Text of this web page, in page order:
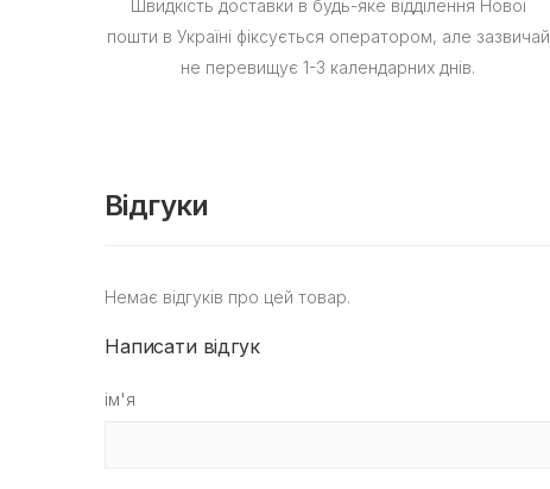
Швидкість доставки в будь-яке відділення Нової
пошти в Україні фіксується оператором, але зазвичай
не перевищує 1-3 календарних днів.
Відгуки
Немає відгуків про цей товар.
Написати відгук
ім'я